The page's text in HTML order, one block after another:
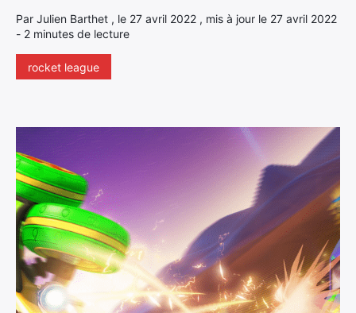
Par Julien Barthet , le 27 avril 2022 , mis à jour le 27 avril 2022
- 2 minutes de lecture
rocket league